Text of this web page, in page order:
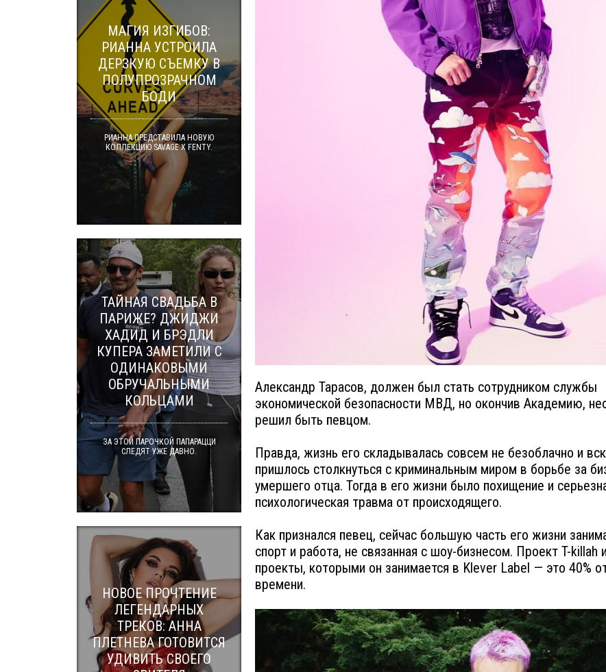
Александр Тарасов, должен был стать сотрудником службы
экономической безопасности МВД, но окончив Академию,
решил быть певцом.
Правда, жизнь его складывалась совсем не безоблачно и
пришлось столкнуться с криминальным миром в борьбе за
умершего отца. Тогда в его жизни было похищение и
психологическая травма от происходящего.
Как признался певец, сейчас большую часть его жизни
спорт и работа, не связанная с шоу-бизнесом. Проект T-killah
проекты, которыми он занимается в Klever Label — это 40%
времени.
МАГИЯ ИЗГИБОВ:
РИАННА УСТРОИЛА
ДЕРЗКУЮ СЪЕМКУ В
ПОЛУПРОЗРАЧНОМ
БОДИ
РИАННА ПРЕДСТАВИЛА НОВУЮ
КОЛЛЕКЦИЮ SAVAGE X FENTY.
ТАЙНАЯ СВАДЬБА В
ПАРИЖЕ? ДЖИДЖИ
ХАДИД И БРЭДЛИ
КУПЕРА ЗАМЕТИЛИ С
ОДИНАКОВЫМИ
ОБРУЧАЛЬНЫМИ
КОЛЬЦАМИ
ЗА ЭТОЙ ПАРОЧКОЙ ПАПАРАЦЦИ
СЛЕДЯТ УЖЕ ДАВНО.
НОВОЕ ПРОЧТЕНИЕ
ЛЕГЕНДАРНЫХ
ТРЕКОВ: АННА
ПЛЕТНЕВА ГОТОВИТСЯ
УДИВИТЬ СВОЕГО